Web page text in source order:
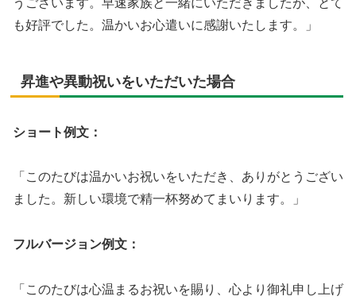
うございます。早速家族と一緒にいただきましたが、とて
も好評でした。温かいお心遣いに感謝いたします。」
昇進や異動祝いをいただいた場合
ショート例文：
「このたびは温かいお祝いをいただき、ありがとうござい
ました。新しい環境で精一杯努めてまいります。」
フルバージョン例文：
「このたびは心温まるお祝いを賜り、心より御礼申し上げ